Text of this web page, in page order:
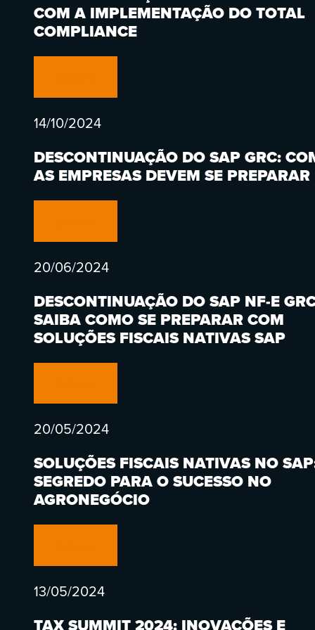
COM A IMPLEMENTAÇÃO DO TOTAL
COMPLIANCE
14/10/2024
DESCONTINUAÇÃO DO SAP GRC:
AS EMPRESAS DEVEM SE PREPARAR
20/06/2024
DESCONTINUAÇÃO DO SAP NF-E
SAIBA COMO SE PREPARAR COM
SOLUÇÕES FISCAIS NATIVAS SAP
20/05/2024
SOLUÇÕES FISCAIS NATIVAS NO
SEGREDO PARA O SUCESSO NO
AGRONEGÓCIO
13/05/2024